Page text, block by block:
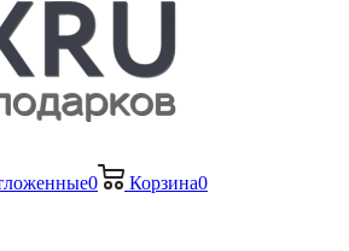
0 Корзина0